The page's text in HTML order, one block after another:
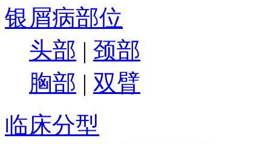
银屑病部位
头部 | 颈部
胸部 | 双臂
临床分型